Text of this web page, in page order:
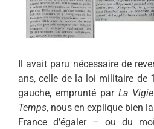
Il avait paru nécessaire de
ans, celle de la loi militaire de
gauche, emprunté par La Vigie
Temps, nous en explique bien
France d’égaler – ou du